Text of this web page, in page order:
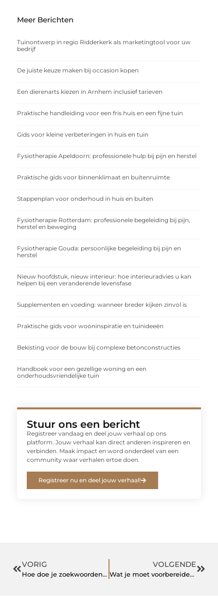
Meer Berichten
Tuinontwerp in regio Ridderkerk als marketingtool voor uw
bedrijf
De juiste keuze maken bij occasion kopen
Een dierenarts kiezen in Arnhem inclusief tarieven
Praktische handleiding voor een fris huis en een fijne tuin
Gids voor kleine verbeteringen in huis en tuin
Fysiotherapie Apeldoorn: professionele hulp bij pijn en herstel
Praktische gids voor binnenklimaat en buitenruimte
Stappenplan voor onderhoud in huis en buiten
Fysiotherapie Rotterdam: professionele begeleiding bij pijn,
herstel en beweging
Fysiotherapie Gouda: persoonlijke begeleiding bij pijn en
herstel
Nieuw hoofdstuk, nieuw interieur: hoe interieuradvies u kan
helpen bij een veranderende levensfase
Supplementen en voeding: wanneer breder kijken zinvol is
Praktische gids voor wooninspiratie en tuinideeën
Bekisting voor de bouw bij complexe betonconstructies
Handboek voor een gezellige woning en een
onderhoudsvriendelijke tuin
Stuur ons een bericht
Registreer vandaag en deel jouw verhaal op ons
platform. Jouw verhaal kan direct anderen inspireren en
verbinden. Maak impact en word onderdeel van een
community waar verhalen ertoe doen.
Registreer nu en deel jouw verhaal!
VORIG
Hoe doe je zoekwoordenonderzoek? Stap voor stap
VOLGENDE
Wat je moet voorbereiden voor je eerste afspraak met een immigratieadvocaat